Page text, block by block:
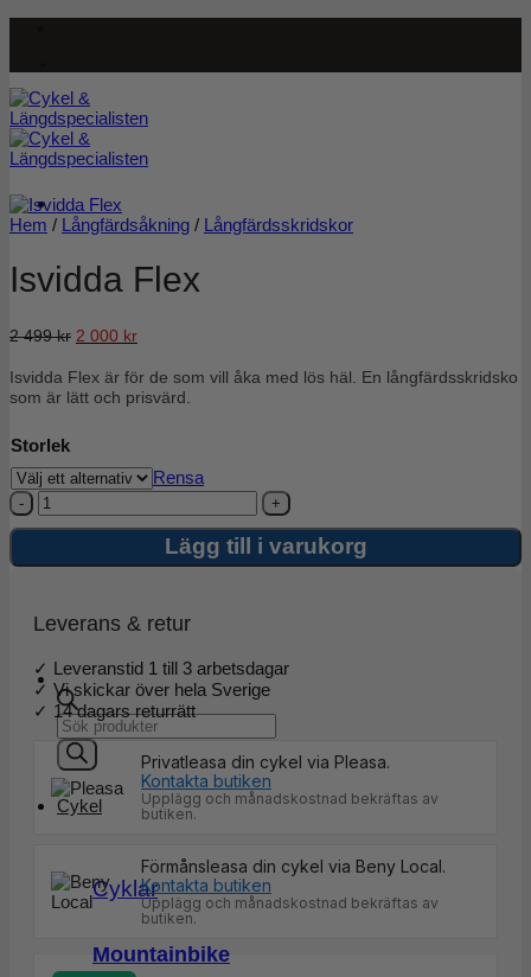
Products
search
Cykel
Cyklar
Mountainbike
Hem / Långfärdsåkning / Långfärdsskridskor
Isvidda Flex
2 499kr Det
priset
var:
2 000 krDet
priset
är:
Isvidda Flex är för de som vill åka med lös häl. En långfärdsskridsko
som är lätt och prisvärd.
Storlek
Rensa
Isvidda
Flex
Lägg till i varukorg
Leverans & retur
✓ Leveranstid 1 till 3 arbetsdagar
✓ Vi skickar över hela Sverige
✓ 14 dagars returrätt
Privatleasa din cykel via Pleasa.
Kontakta butiken
Upplägg och månadskostnad bekräftas av
butiken.
Förmånsleasa din cykel via Beny Local.
Kontakta butiken
Upplägg och månadskostnad bekräftas av
butiken.